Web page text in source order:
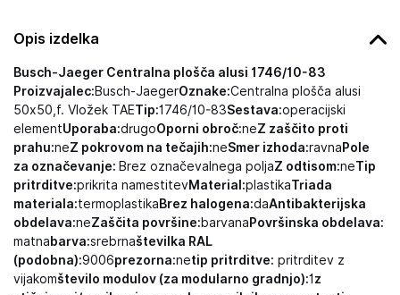
Opis izdelka
Busch-Jaeger Centralna plošča alusi 1746/10-83
Proizvajalec:Busch-JaegerOznake:Centralna plošča alusi
50x50,f. Vložek TAETip:1746/10-83Sestava:operacijski
elementUporaba:drugoOporni obroč:neZ zaščito proti
prahu:neZ pokrovom na tečajih:neSmer izhoda:ravnaPole
za označevanje: Brez označevalnega poljaZ odtisom:neTip
pritrditve:prikrita namestitevMaterial:plastikaTriada
materiala:termoplastikaBrez halogena:daAntibakterijska
obdelava:neZaščita površine:barvanaPovršinska obdelava:
matnabarva:srebrnaštevilka RAL
(podobna):9006prezorna:netip pritrditve: pritrditev z
vijakomštevilo modulov (za modularno gradnjo):1 z